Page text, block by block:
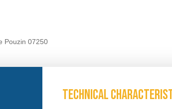
Pouzin 07250
Technical